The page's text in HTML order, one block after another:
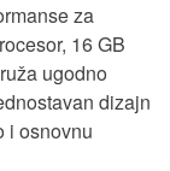
za
16 GB
ugodno
dizajn
i osnovnu